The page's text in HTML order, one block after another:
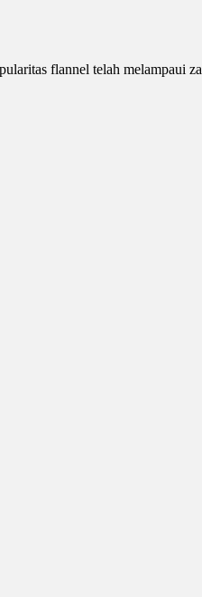
flannel telah melampaui